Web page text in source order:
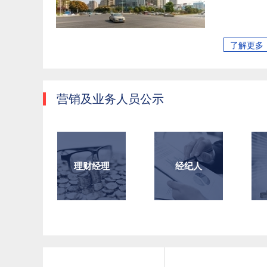
了解更多
营销及业务人员公示
理财经理 经纪人